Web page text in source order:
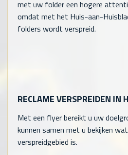
met uw folder een hogere
omdat met het Huis-aan-
folders wordt verspreid.
RECLAME VERSPREIDEN IN
Met een flyer bereikt u uw
kunnen samen met u bekijken
verspreidgebied is.